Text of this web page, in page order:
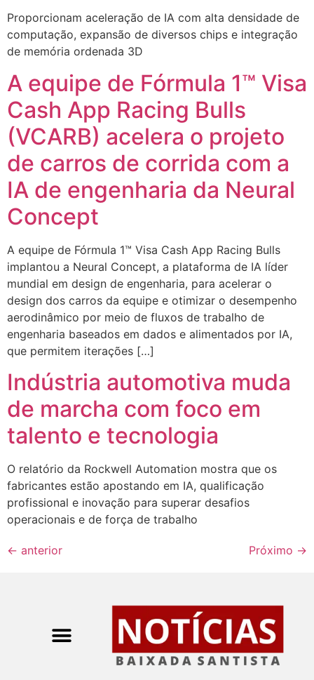
Proporcionam aceleração de IA com alta densidade de
computação, expansão de diversos chips e integração
de memória ordenada 3D
A equipe de Fórmula 1™ Visa
Cash App Racing Bulls
(VCARB) acelera o projeto
de carros de corrida com a
IA de engenharia da Neural
Concept
A equipe de Fórmula 1™ Visa Cash App Racing Bulls
implantou a Neural Concept, a plataforma de IA líder
mundial em design de engenharia, para acelerar o
design dos carros da equipe e otimizar o desempenho
aerodinâmico por meio de fluxos de trabalho de
engenharia baseados em dados e alimentados por IA,
que permitem iterações […]
Indústria automotiva muda
de marcha com foco em
talento e tecnologia
O relatório da Rockwell Automation mostra que os
fabricantes estão apostando em IA, qualificação
profissional e inovação para superar desafios
operacionais e de força de trabalho
← anterior Próximo →